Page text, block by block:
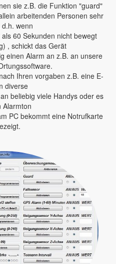
sie z.B. die Funktion "guard"
arbeitenden Personen sehr
wenn
60 Sekunden nicht bewegt
, schickt das Gerät
einen Alarm an z.B. an unsere
Ihren vorgaben z.B. eine E-
diverse
beliebig viele Handys oder es
Alarmton
PC bekommt eine Notrufkarte